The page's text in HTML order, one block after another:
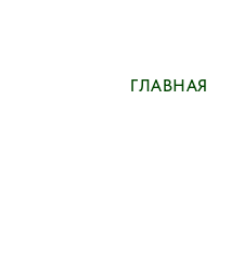
ГЛАВНАЯ